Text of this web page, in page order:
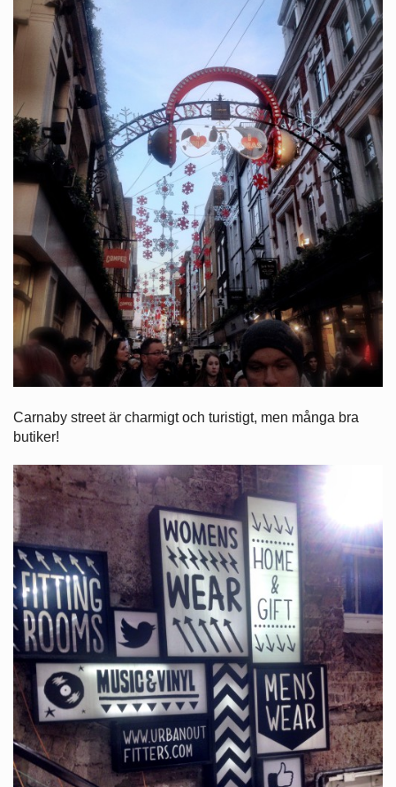
Carnaby street är charmigt och turistigt, men många bra
butiker!